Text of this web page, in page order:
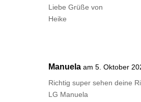
Liebe Grüße von
Heike
Manuela am 5. Oktober
Richtig super sehen deine
LG Manuela